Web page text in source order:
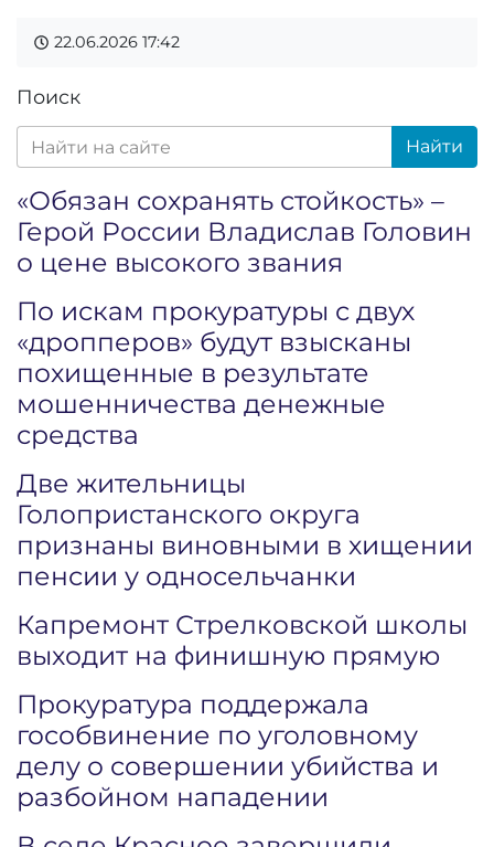
22.06.2026 17:42
Поиск
Найти
«Обязан сохранять стойкость» –
Герой России Владислав Головин
о цене высокого звания
По искам прокуратуры с двух
«дропперов» будут взысканы
похищенные в результате
мошенничества денежные
средства
Две жительницы
Голопристанского округа
признаны виновными в хищении
пенсии у односельчанки
Капремонт Стрелковской школы
выходит на финишную прямую
Прокуратура поддержала
гособвинение по уголовному
делу о совершении убийства и
разбойном нападении